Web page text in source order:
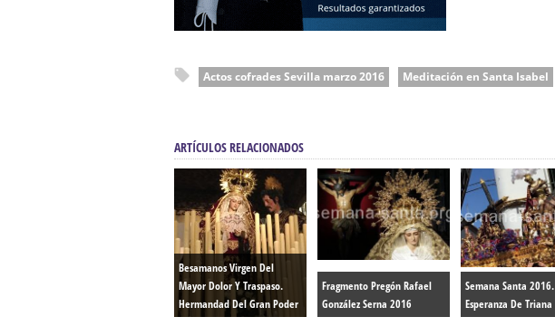
Actos cofrades Sevilla marzo 2016 Meditación en Santa Isabel
ARTÍCULOS RELACIONADOS
Besamanos Virgen Del
Mayor Dolor Y Traspaso.
Hermandad Del Gran Poder
Fragmento Pregón Rafael
González Serna 2016
Semana Santa 2016.
Esperanza De Triana